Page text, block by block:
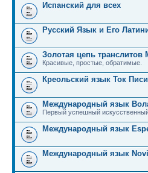
Испанский для всех
Русский Язык и Его
Золотая цепь транслитов
Красивые, простые, обратимые.
Креольский язык Ток
Международный язык
Первый успешный
Международный язык
Международный язык